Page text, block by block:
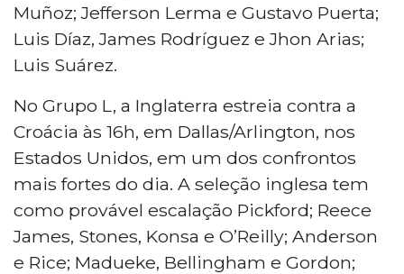
Muñoz; Jefferson Lerma e Gustavo Puerta;
Luis Díaz, James Rodríguez e Jhon Arias;
Luis Suárez.
No Grupo L, a Inglaterra estreia contra a
Croácia às 16h, em Dallas/Arlington, nos
Estados Unidos, em um dos confrontos
mais fortes do dia. A seleção inglesa tem
como provável escalação Pickford; Reece
James, Stones, Konsa e O’Reilly; Anderson
e Rice; Madueke, Bellingham e Gordon;